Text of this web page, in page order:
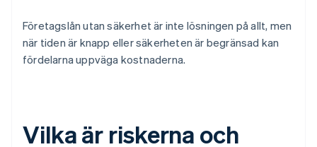
Företagslån utan säkerhet är inte lösningen på allt, men
när tiden är knapp eller säkerheten är begränsad kan
fördelarna uppväga kostnaderna.
Vilka är riskerna och